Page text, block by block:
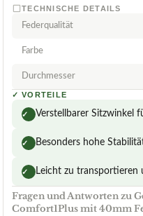
TECHNISCHE DETAILS
Federqualität
Farbe
Durchmesser
✓ VORTEILE
✓ Verstellbarer Sitzwinkel
✓ Besonders hohe
✓ Leicht zu transportieren
Fragen und Antworten zu
Comfort1Plus mit 40mm